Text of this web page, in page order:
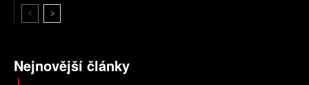
Nejnovější články